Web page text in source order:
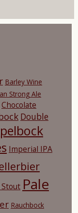
Barley Wine
Strong Ale
Chocolate
Double
Imperial IPA
Pale
Rauchbock